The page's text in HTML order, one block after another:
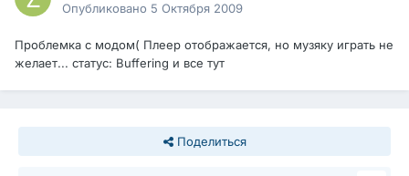
Опубликовано 5 Октября 2009
Проблемка с модом( Плеер отображается, но музяку играть не
желает... статус: Buffering и все тут
Поделиться